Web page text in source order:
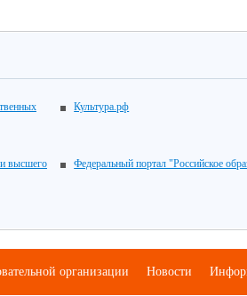
Культура.рф
высшего Федеральный портал "Российское
организации Новости